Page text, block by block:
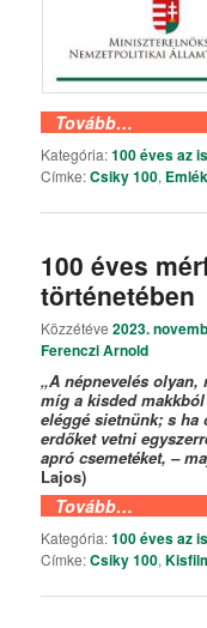
Tovább…
Kategória:100 éves az
Címke:Csiky 100,
100 éves
történetében
Közzétéve2023.
Ferenczi Arnold
„A népnevelés
míg a kisded
eléggé sietnünk; s ha
erdőket vetni
apró csemetéket, –
Lajos)
Tovább…
Kategória:100 éves az
Címke:Csiky 100,